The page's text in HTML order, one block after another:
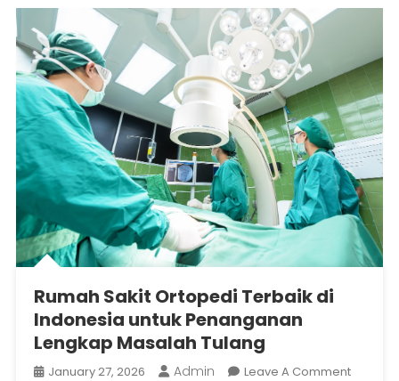
Rumah Sakit Ortopedi Terbaik di
Indonesia untuk Penanganan
Lengkap Masalah Tulang
January 27, 2026 Admin Leave A CommentOn